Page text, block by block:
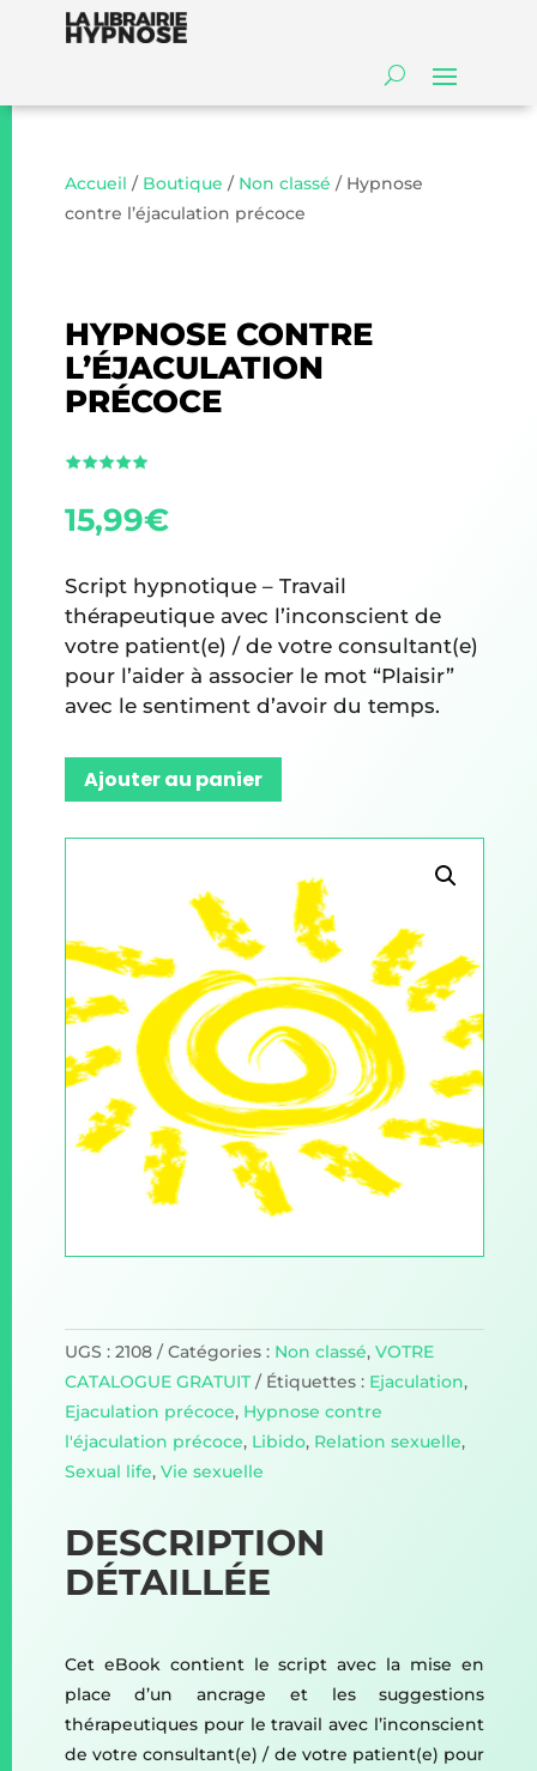
Accueil / Boutique / Non classé / Hypnose
contre l’éjaculation précoce
HYPNOSE CONTRE
L’ÉJACULATION
PRÉCOCE
15,99€
Script hypnotique – Travail
thérapeutique avec l’inconscient de
votre patient(e) / de votre consultant(e)
pour l’aider à associer le mot “Plaisir”
avec le sentiment d’avoir du temps.
Ajouter au panier
UGS : 2108 Catégories : Non classé, VOTRE
CATALOGUE GRATUIT
Étiquettes : Ejaculation,
Ejaculation précoce, Hypnose contre
l'éjaculation précoce, Libido, Relation sexuelle,
Sexual life, Vie sexuelle
DESCRIPTION
DÉTAILLÉE
Cet eBook contient le script avec la mise en
place d’un ancrage et les suggestions
thérapeutiques pour le travail avec l’inconscient
de votre consultant(e) / de votre patient(e) pour